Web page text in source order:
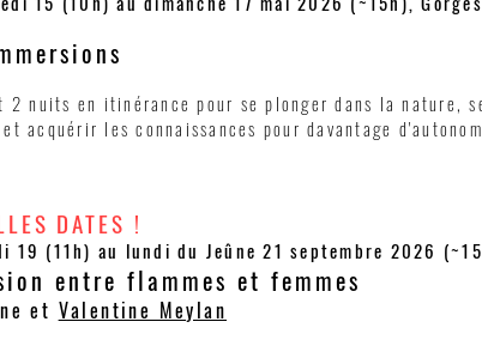
2 nuits en itinérance pour se plonger dans la nature,
et acquérir lesconnaissances pour davantage
DATES !
19 (11h) au lundi du Jeûne 21 septembre 2026
entre flammes et femmes
et Valentine Meylan